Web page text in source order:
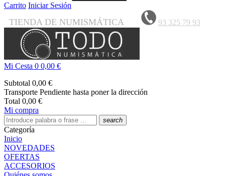
Carrito Iniciar Sesión
TIENDA DE NUMISMÁTICA 93 325 79 93
Mi Cesta 0 0,00 €
Subtotal 0,00 €
Transporte Pendiente hasta poner la dirección
Total 0,00 €
Mi compra
search
Categoría
Inicio
NOVEDADES
OFERTAS
ACCESORIOS